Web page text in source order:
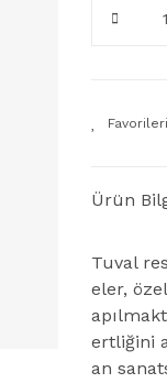
Ürün
Tuval
eler,
ertliğini
an